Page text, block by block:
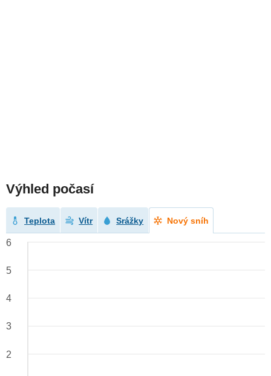
Výhled počasí
Teplota Vítr Srážky Nový sníh
6
5
4
3
2